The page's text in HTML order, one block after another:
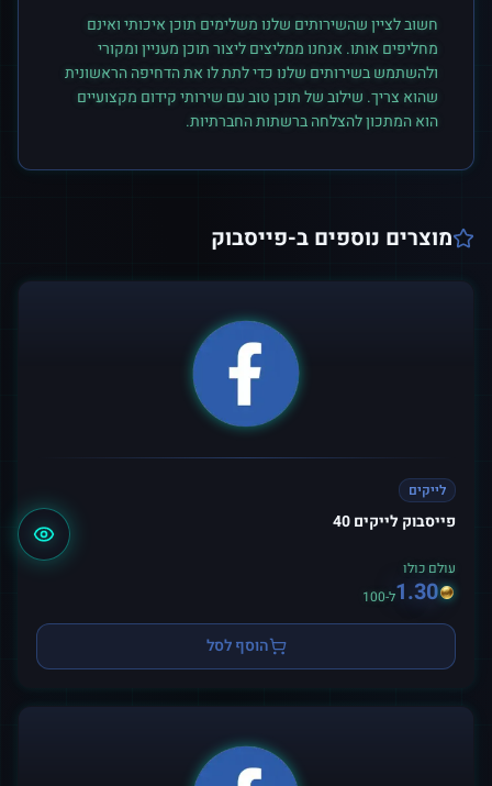
חשוב לציין שהשירותים שלנו משלימים תוכן איכותי ואינם
מחליפים אותו. אנחנו ממליצים ליצור תוכן מעניין ומקורי
ולהשתמש בשירותים שלנו כדי לתת לו את הדחיפה הראשונית
שהוא צריך. שילוב של תוכן טוב עם שירותי קידום מקצועיים
הוא המתכון להצלחה ברשתות החברתיות.
מוצרים נוספים ב-פייסבוק
לייקים
פייסבוק לייקים 40
עולם כולו
1.30ל-100
הוסף לסל